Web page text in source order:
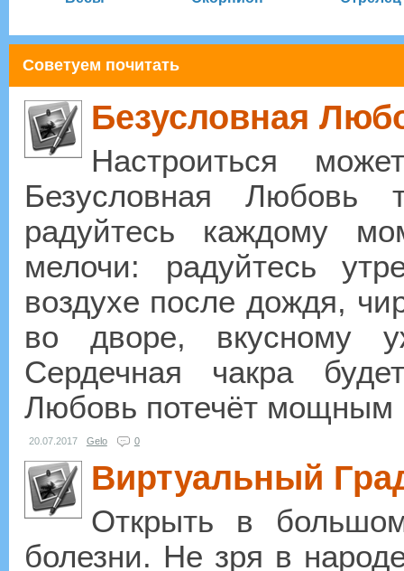
Советуем почитать
Безусловная
Настроиться
Безусловная
радуйтесь каждому
мелочи: радуйтесь
воздухе после дождя,
во дворе, вкусному
Сердечная чакра
Любовь потечёт мощным
20.07.2017 Gelo 0
Виртуальный
Открыть в
болезни. Не зря в